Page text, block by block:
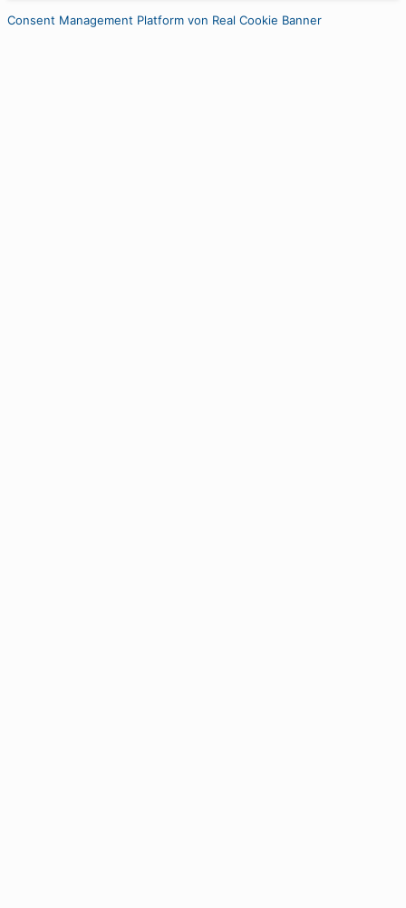
Consent Management Platform von Real Cookie Banner